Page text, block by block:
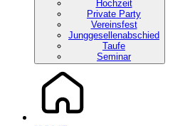
Hochzeit
Private Party
Vereinsfest
Junggesellenabschied
Taufe
Seminar